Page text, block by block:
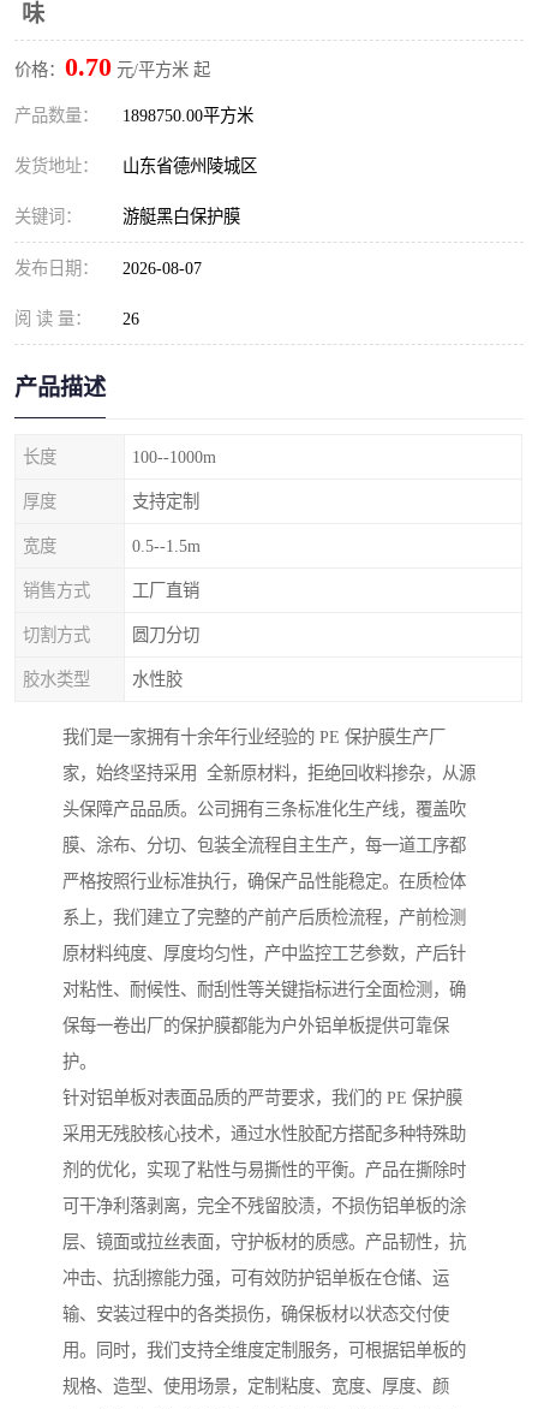
味
价格： 0.70 元/平方米 起
产品数量： 1898750.00平方米
发货地址： 山东省德州陵城区
关键词： 游艇黑白保护膜
发布日期： 2026-08-07
阅 读 量： 26
产品描述
长度 100--1000m
厚度 支持定制
宽度 0.5--1.5m
销售方式 工厂直销
切割方式 圆刀分切
胶水类型 水性胶
我们是一家拥有十余年行业经验的 PE 保护膜生产厂
家，始终坚持采用 全新原材料，拒绝回收料掺杂，从源
头保障产品品质。公司拥有三条标准化生产线，覆盖吹
膜、涂布、分切、包装全流程自主生产，每一道工序都
严格按照行业标准执行，确保产品性能稳定。在质检体
系上，我们建立了完整的产前产后质检流程，产前检测
原材料纯度、厚度均匀性，产中监控工艺参数，产后针
对粘性、耐候性、耐刮性等关键指标进行全面检测，确
保每一卷出厂的保护膜都能为户外铝单板提供可靠保
护。
针对铝单板对表面品质的严苛要求，我们的 PE 保护膜
采用无残胶核心技术，通过水性胶配方搭配多种特殊助
剂的优化，实现了粘性与易撕性的平衡。产品在撕除时
可干净利落剥离，完全不残留胶渍，不损伤铝单板的涂
层、镜面或拉丝表面，守护板材的质感。产品韧性，抗
冲击、抗刮擦能力强，可有效防护铝单板在仓储、运
输、安装过程中的各类损伤，确保板材以状态交付使
用。同时，我们支持全维度定制服务，可根据铝单板的
规格、造型、使用场景，定制粘度、宽度、厚度、颜